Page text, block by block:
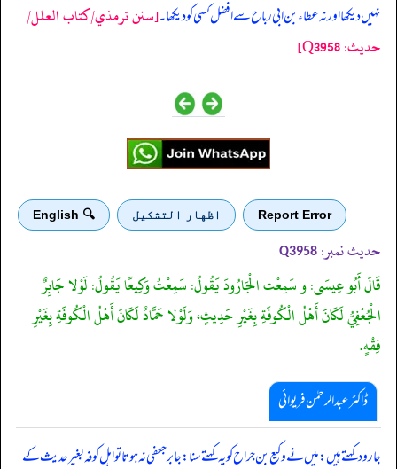
نہیں دیکھا اور نہ عطاء بن ابی رباح سے افضل کسی کو دیکھا۔[سنن ترمذي/کتاب العلل/
حدیث: Q3958]
Report Error اظهار التشكيل 🔍 English
حدیث نمبر: Q3958
قَالَ أَبُو عِيسَى: و سَمِعْت الْجَارُودَ يَقُولُ: سَمِعْتُ وَكِيعًا يَقُولُ: لَوْلا جَابِرٌ
الْجُعْفِيُّ لَكَانَ أَهْلُ الْكُوفَةِ بِغَيْرِ حَدِيثٍ، وَلَوْلا حَمَّادٌ لَكَانَ أَهْلُ الْكُوفَةِ بِغَيْرِ
فِقْهٍ.
ڈاکٹر عبدالرحمٰن فریوائی
‏‏‏‏ جارود کہتے ہیں: میں نے وکیع بن جراح کو یہ کہتے سنا: جابر جعفی نہ ہوتا تو اہل کوفہ بغیر حدیث کے